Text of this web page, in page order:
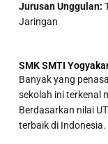
Jurusan Unggulan:
Jaringan
SMK SMTI
Banyak yang
sekolah ini terkenal
Berdasarkan nilai
terbaik di Indonesia.